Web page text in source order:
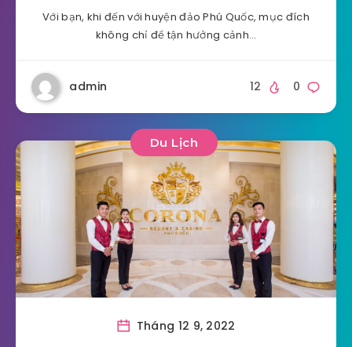
Với bạn, khi đến với huyện đảo Phú Quốc, mục đích
không chỉ để tận hưởng cảnh…
admin 0
12
Du Lịch
Tháng 12 9, 2022